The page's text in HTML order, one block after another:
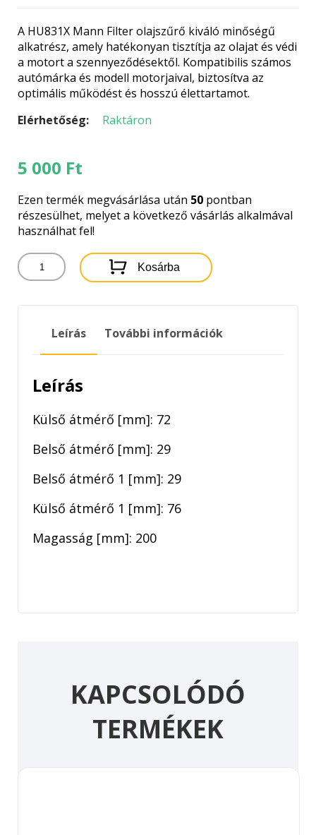
A HU831X Mann Filter olajszűrő kiváló minőségű
alkatrész, amely hatékonyan tisztítja az olajat és védi
a motort a szennyeződésektől. Kompatibilis számos
autómárka és modell motorjaival, biztosítva az
optimális működést és hosszú élettartamot.
Elérhetőség:
Raktáron
5 000 Ft
Ezen termék megvásárlása után 50 pontban
részesülhet, melyet a következő vásárlás alkalmával
használhat fel!
HU831X
MANN
Kosárba
Leírás További információk
Leírás
Külső átmérő [mm]: 72
Belső átmérő [mm]: 29
Belső átmérő 1 [mm]: 29
Külső átmérő 1 [mm]: 76
Magasság [mm]: 200
KAPCSOLÓDÓ
TERMÉKEK